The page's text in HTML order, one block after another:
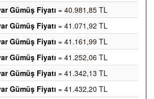
Gümüş Fiyatı = 40.981,85 TL
Gümüş Fiyatı = 41.071,92 TL
Gümüş Fiyatı = 41.161,99 TL
Gümüş Fiyatı = 41.252,06 TL
Gümüş Fiyatı = 41.342,13 TL
Gümüş Fiyatı = 41.432,20 TL